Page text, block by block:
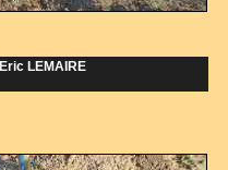
Eric LEMAIRE